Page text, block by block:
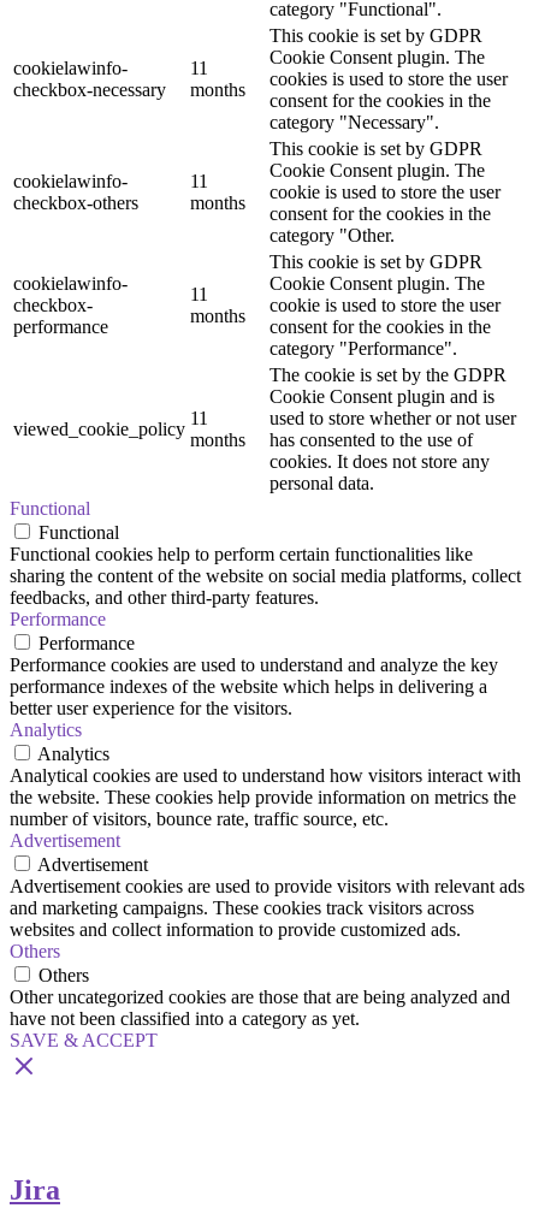
category "Functional".
cookielawinfo-
checkbox-necessary
11
months
This cookie is set by GDPR
Cookie Consent plugin. The
cookies is used to store the user
consent for the cookies in the
category "Necessary".
cookielawinfo-
checkbox-others
11
months
This cookie is set by GDPR
Cookie Consent plugin. The
cookie is used to store the user
consent for the cookies in the
category "Other.
cookielawinfo-
checkbox-
performance
11
months
This cookie is set by GDPR
Cookie Consent plugin. The
cookie is used to store the user
consent for the cookies in the
category "Performance".
viewed_cookie_policy
11
months
The cookie is set by the GDPR
Cookie Consent plugin and is
used to store whether or not user
has consented to the use of
cookies. It does not store any
personal data.
Functional
Functional
Functional cookies help to perform certain functionalities like
sharing the content of the website on social media platforms, collect
feedbacks, and other third-party features.
Performance
Performance
Performance cookies are used to understand and analyze the key
performance indexes of the website which helps in delivering a
better user experience for the visitors.
Analytics
Analytics
Analytical cookies are used to understand how visitors interact with
the website. These cookies help provide information on metrics the
number of visitors, bounce rate, traffic source, etc.
Advertisement
Advertisement
Advertisement cookies are used to provide visitors with relevant ads
and marketing campaigns. These cookies track visitors across
websites and collect information to provide customized ads.
Others
Others
Other uncategorized cookies are those that are being analyzed and
have not been classified into a category as yet.
SAVE & ACCEPT
Jira